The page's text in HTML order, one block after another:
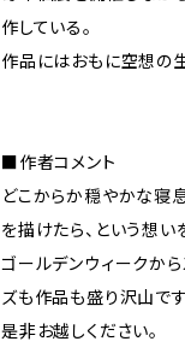
作している。
作品にはおもに空想の
■作者コメント
どこからか穏やかな寝
を描けたら、という想い
ゴールデンウィークから
ズも作品も盛り沢山です
是非お越しください。